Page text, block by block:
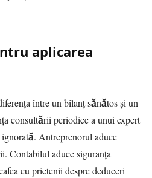
aplicarea
între un bilanț sănătos și un
consultării periodice a unui expert
Antreprenorul aduce
Contabilul aduce siguranța
cu prietenii despre deduceri